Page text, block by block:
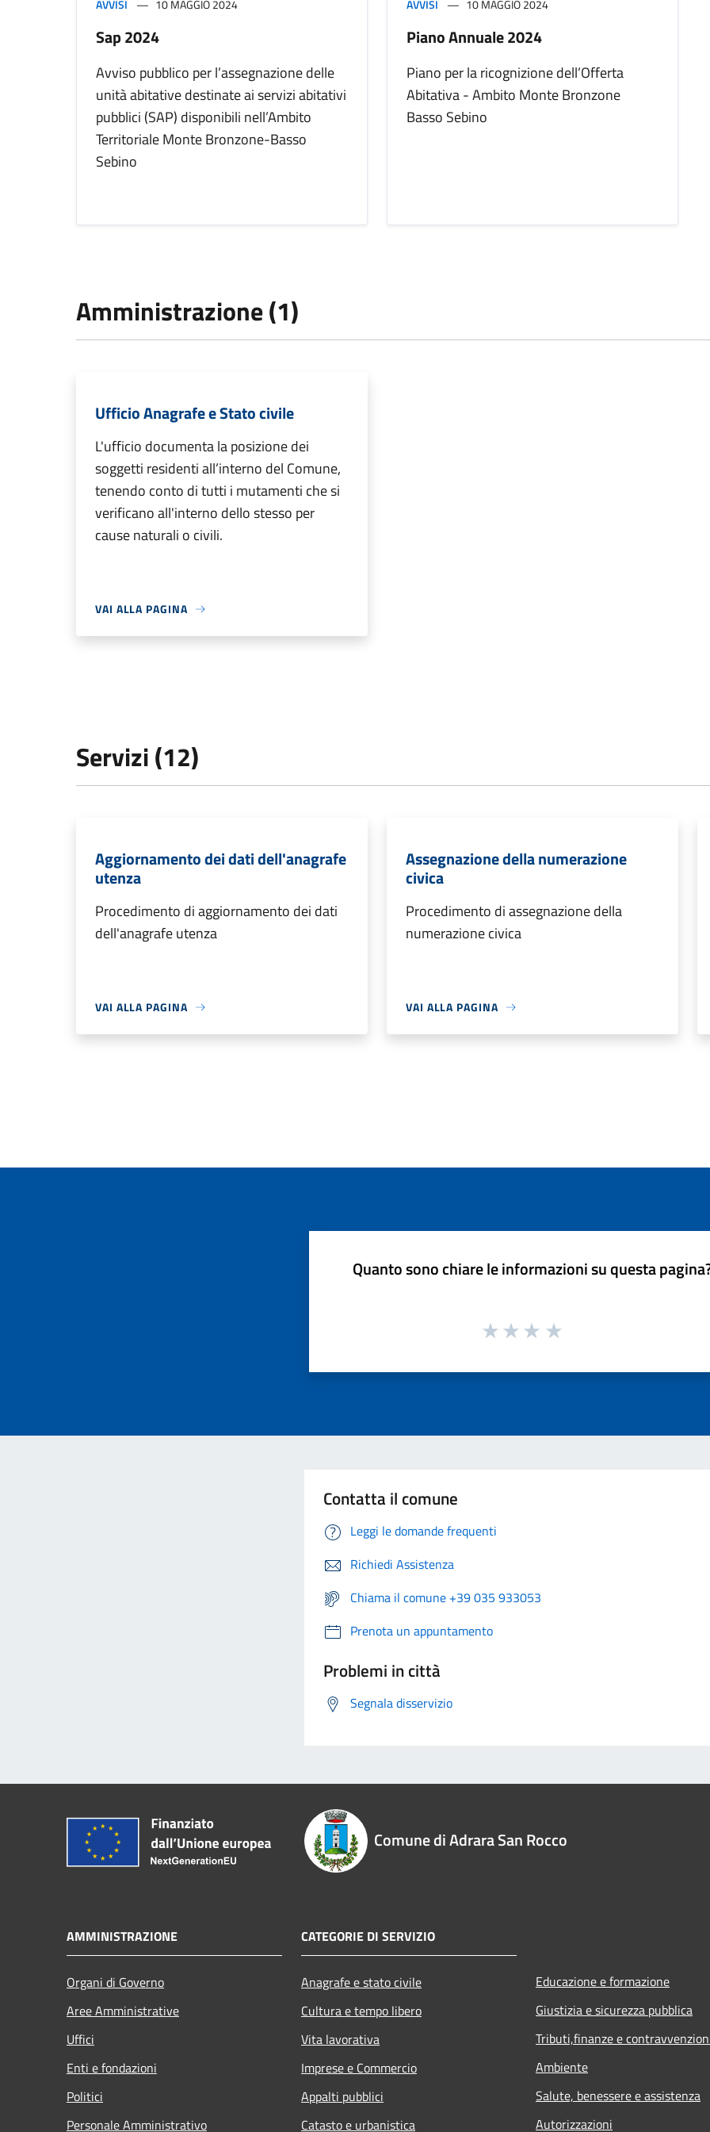
AVVISI 10 MAGGIO 2024
Sap 2024
Avviso pubblico per l’assegnazione delle
unità abitative destinate ai servizi abitativi
pubblici (SAP) disponibili nell’Ambito
Territoriale Monte Bronzone-Basso
Sebino
AVVISI 10 MAGGIO 2024
Piano Annuale 2024
Piano per la ricognizione dell’Offerta
Abitativa - Ambito Monte Bronzone
Basso Sebino
Amministrazione (1)
Ufficio Anagrafe e Stato civile
L'ufficio documenta la posizione dei
soggetti residenti all’interno del Comune,
tenendo conto di tutti i mutamenti che si
verificano all'interno dello stesso per
cause naturali o civili.
VAI ALLA PAGINA
Servizi (12)
Aggiornamento dei dati dell'anagrafe
utenza
Procedimento di aggiornamento dei dati
dell'anagrafe utenza
VAI ALLA PAGINA
Assegnazione della numerazione
civica
Procedimento di assegnazione della
numerazione civica
VAI ALLA PAGINA
Quanto sono chiare le informazioni su questa
Contatta il comune
Leggi le domande frequenti
Richiedi Assistenza
Chiama il comune +39 035 933053
Prenota un appuntamento
Problemi in città
Segnala disservizio
Comune di Adrara San Rocco
AMMINISTRAZIONE
Organi di Governo
Aree Amministrative
Uffici
Enti e fondazioni
Politici
Personale Amministrativo
CATEGORIE DI SERVIZIO
Anagrafe e stato civile
Cultura e tempo libero
Vita lavorativa
Imprese e Commercio
Appalti pubblici
Catasto e urbanistica
Educazione e formazione
Giustizia e sicurezza pubblica
Tributi,finanze e
Ambiente
Salute, benessere e assistenza
Autorizzazioni